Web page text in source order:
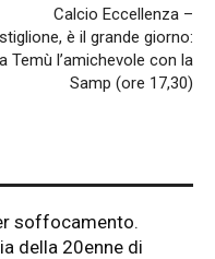
Calcio Eccellenza –
è il grande giorno:
a Temù l’amichevole con la
Samp (ore 17,30)
soffocamento.
della 20enne di